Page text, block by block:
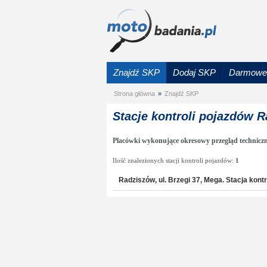
Znajdź SKP Dodaj SKP
Strona główna » Znajdź SKP
Stacje kontroli pojazdów
Placówki wykonujące okresowy przegląd
Ilość znalezionych stacji kontroli pojazdów: 1
Radziszów, ul. Brzegi 37, Mega. Stacja